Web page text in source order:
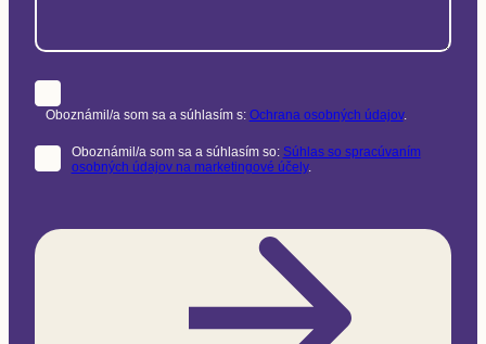
Oboznámil/a som sa a súhlasím s: Ochrana osobných údajov.
Oboznámil/a som sa a súhlasím so: Súhlas so spracúvaním
osobných údajov na marketingové účely.